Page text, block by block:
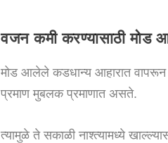
वजन कमी करण्यासाठी मोड
मोड आलेले कडधान्य आहारात
प्रमाण मुबलक प्रमाणात असते.
त्यामुळे ते सकाळी नाश्त्यामध्ये